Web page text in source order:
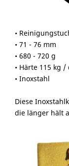
•
• 71 - 76 mm
• 680 - 720 g
• Härte 115 kg
• Inoxstahl
Diese
die länger hält